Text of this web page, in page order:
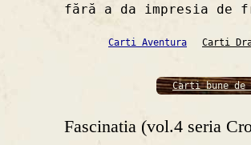
fără a da impresia de
Carti Aventura Carti
Carti bune
Fascinatia (vol.4 seria